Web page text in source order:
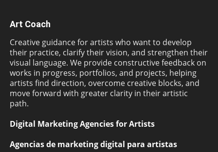
Art Coach
Creative guidance for artists who want to develop
their practice, clarify their vision, and strengthen their
visual language. We provide constructive feedback on
works in progress, portfolios, and projects, helping
artists find direction, overcome creative blocks, and
move forward with greater clarity in their artistic
path.
Digital Marketing Agencies for Artists
Agencias de marketing digital para artistas